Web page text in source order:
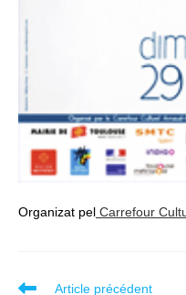
Organizat pel Carrefour
Read
Article précédent